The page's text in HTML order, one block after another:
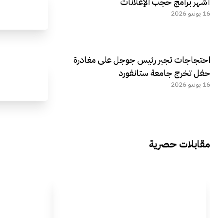
16 يونيو 2026
احتجاجات تجبر رئيس جوجل على مغادرة
حفل تخرج جامعة ستانفورد
16 يونيو 2026
مقابلات حصرية